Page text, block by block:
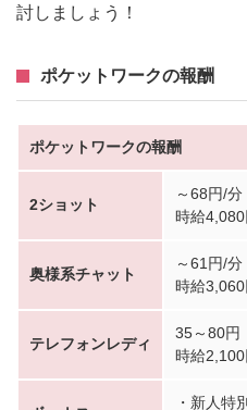
討しましょう！
ポケットワークの報酬
ポケットワークの報酬
2ショット
～68円/分
時給
奥様系チャット
～61円/分
時給
テレフォンレディ
35～80円
時給
・新人特